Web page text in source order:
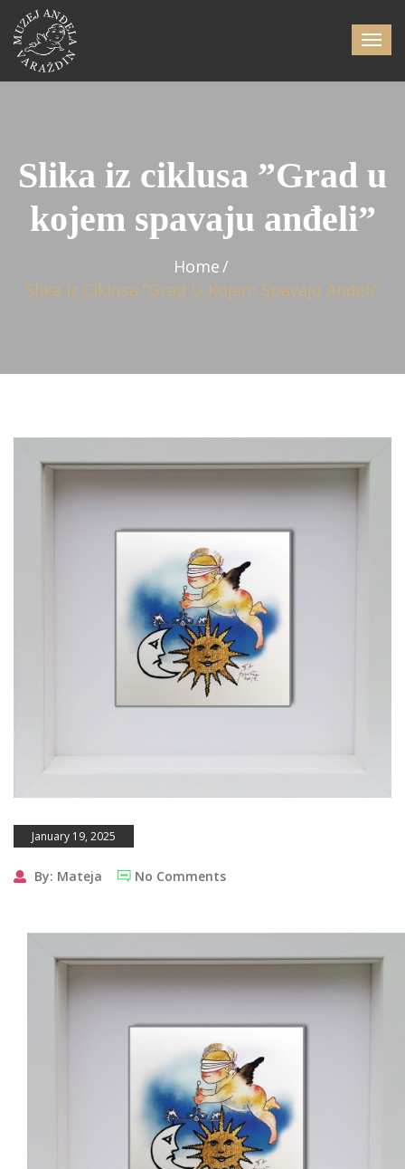
Slika iz ciklusa ”Grad u
kojem spavaju anđeli”
Home
Slika Iz Ciklusa ”Grad U Kojem Spavaju Anđeli”
January 19, 2025
By: Mateja No Comments